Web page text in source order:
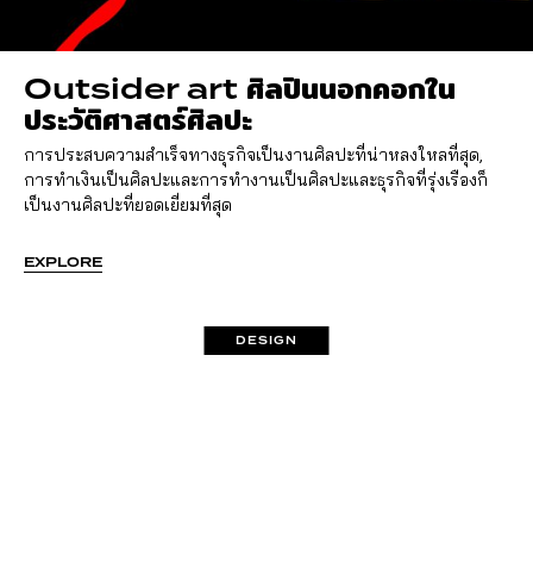
Outsider art ศิลปินนอกคอกใน
ประวัติศาสตร์ศิลปะ
การประสบความสำเร็จทางธุรกิจเป็นงานศิลปะที่น่าหลงใหลที่สุด,
การทำเงินเป็นศิลปะและการทำงานเป็นศิลปะและธุรกิจที่รุ่งเรืองก็
เป็นงานศิลปะที่ยอดเยี่ยมที่สุด
EXPLORE
DESIGN